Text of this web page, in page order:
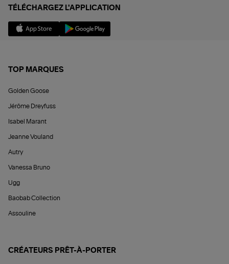
TÉLÉCHARGEZ L'APPLICATION
TOP MARQUES
Golden Goose
Jérôme Dreyfuss
Isabel Marant
Jeanne Vouland
Autry
Vanessa Bruno
Ugg
Baobab Collection
Assouline
CRÉATEURS PRÊT-À-PORTER